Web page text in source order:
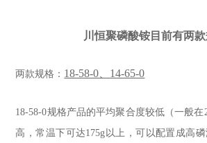
川恒聚磷酸铵目前有两
两款规格： 18-58-0、14-65-0
18-58-0规格产品的平均聚合度较低（一般
高，常温下可达175g以上，可以配置成高